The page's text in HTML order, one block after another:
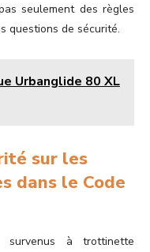
seulement des règles
questions de sécurité.
Urbanglide 80 XL
sur les
dans le Code
survenus à trottinette